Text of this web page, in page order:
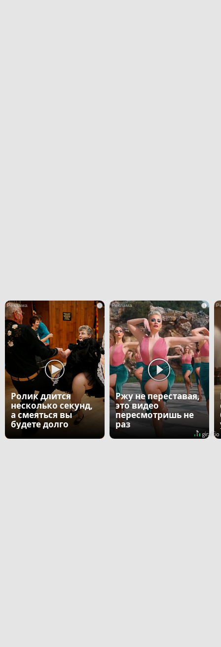
i
Ролик длится
несколько секунд,
а смеяться вы
будете долго
i
Ржу не переставая,
это видео
пересмотришь не
раз